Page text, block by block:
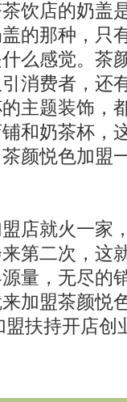
饮店的奶盖
的那种，只
么感觉。茶
消费者，还
主题装饰，
和奶茶杯，
颜悦色加盟
店就火一家
第二次，这
量，无尽的
加盟茶颜悦
盟扶持开店创